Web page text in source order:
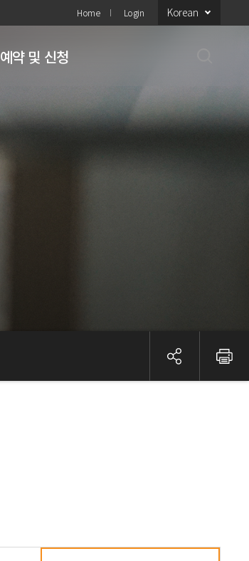
Home Login Korean
예약 및 신청